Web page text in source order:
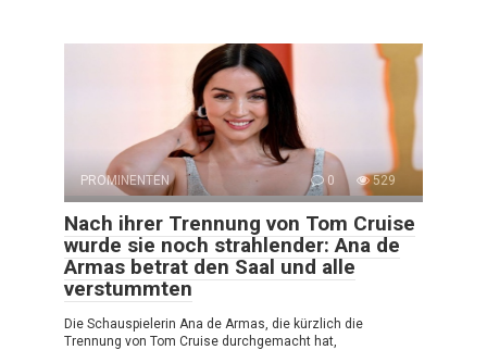
PROMINENTEN 0 529
Nach ihrer Trennung von Tom Cruise
wurde sie noch strahlender: Ana de
Armas betrat den Saal und alle
verstummten
Die Schauspielerin Ana de Armas, die kürzlich die
Trennung von Tom Cruise durchgemacht hat,